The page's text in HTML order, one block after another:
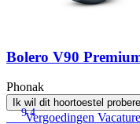
Bolero V90
Phonak
Ik wil dit hoortoestel
9.4
Vergoedingen